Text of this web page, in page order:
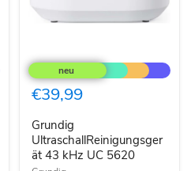
UltraschallReinigungsgerät
43
kHz
UC
€39,99
Grundig
UltraschallReinigungsger
ät 43 kHz UC 5620